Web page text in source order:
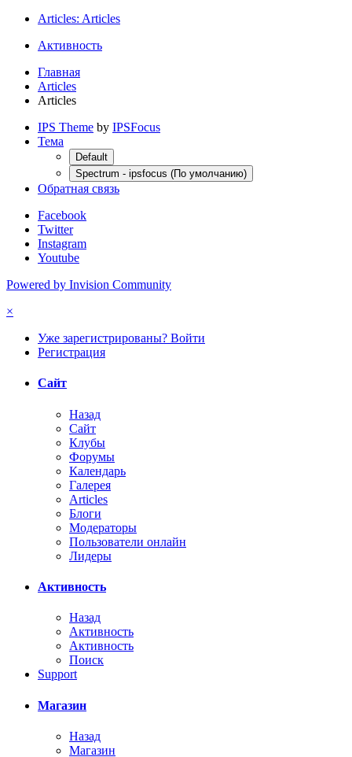
Articles: Articles
Активность
Главная
Articles
Articles
IPS Theme by IPSFocus
Тема
Default
Spectrum - ipsfocus (По умолчанию)
Обратная связь
Facebook
Twitter
Instagram
Youtube
Powered by Invision Community
×
Уже зарегистрированы? Войти
Регистрация
Сайт
Назад
Сайт
Клубы
Форумы
Календарь
Галерея
Articles
Блоги
Модераторы
Пользователи онлайн
Лидеры
Активность
Назад
Активность
Активность
Поиск
Support
Магазин
Назад
Магазин